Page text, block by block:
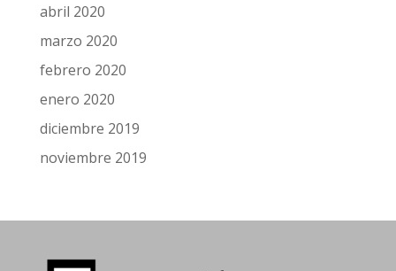
abril 2020
marzo 2020
febrero 2020
enero 2020
diciembre 2019
noviembre 2019